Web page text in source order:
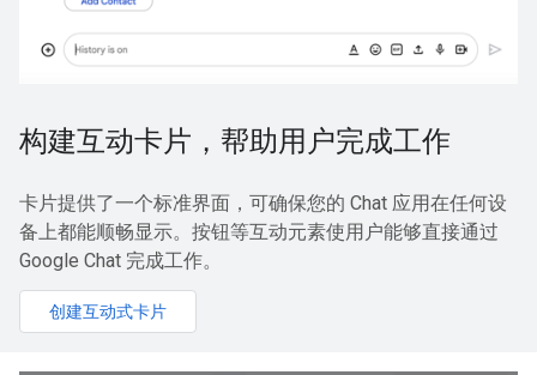
构建互动卡片，帮助用户完成工作
卡片提供了一个标准界面，可确保您的 Chat 应用在任何设
备上都能顺畅显示。按钮等互动元素使用户能够直接通过
Google Chat 完成工作。
创建互动式卡片